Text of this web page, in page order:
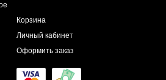
Корзина
Личный кабинет
Оформить заказ